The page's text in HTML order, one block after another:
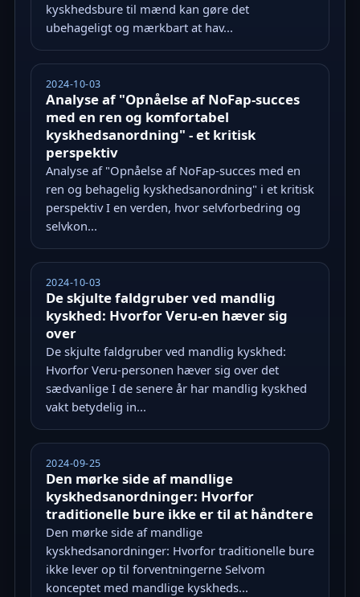
kyskhedsbure til mænd kan gøre det
ubehageligt og mærkbart at hav...
2024-10-03
Analyse af "Opnåelse af NoFap-succes
med en ren og komfortabel
kyskhedsanordning" - et kritisk
perspektiv
Analyse af "Opnåelse af NoFap-succes med en
ren og behagelig kyskhedsanordning" i et kritisk
perspektiv I en verden, hvor selvforbedring og
selvkon...
2024-10-03
De skjulte faldgruber ved mandlig
kyskhed: Hvorfor Veru-en hæver sig
over
De skjulte faldgruber ved mandlig kyskhed:
Hvorfor Veru-personen hæver sig over det
sædvanlige I de senere år har mandlig kyskhed
vakt betydelig in...
2024-09-25
Den mørke side af mandlige
kyskhedsanordninger: Hvorfor
traditionelle bure ikke er til at håndtere
Den mørke side af mandlige
kyskhedsanordninger: Hvorfor traditionelle bure
ikke lever op til forventningerne Selvom
konceptet med mandlige kyskheds...